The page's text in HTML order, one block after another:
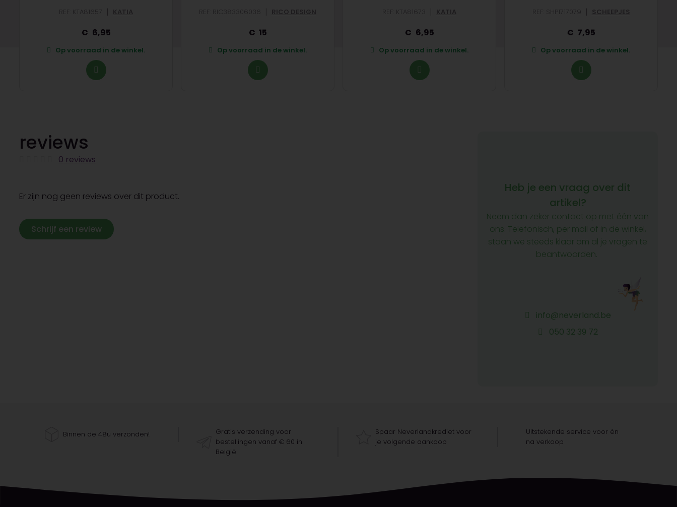
REF: KTA81657 | KATIA
6,95
Op voorraad in de winkel.
| RICO DESIGN
15
Op voorraad in de winkel.
REF: KTA81673 | KATIA
6,95
Op voorraad in de winkel.
| SCHEEPJES
7,95
Op voorraad in de winkel.
reviews
0 reviews
Er zijn nog geen reviews over dit product.
Schrijf een review
Heb je een vraag over dit
artikel?
Neem dan zeker contact op met één van
ons. Telefonisch, per mail of in de winkel,
staan we steeds klaar om al je vragen te
beantwoorden.
info@neverland.be
050 32 39 72
Binnen de 48u verzonden!
Gratis verzending voor
bestellingen vanaf € 60 in
België
Spaar Neverlandkrediet voor
je volgende aankoop
Uitstekende service voor én
na verkoop